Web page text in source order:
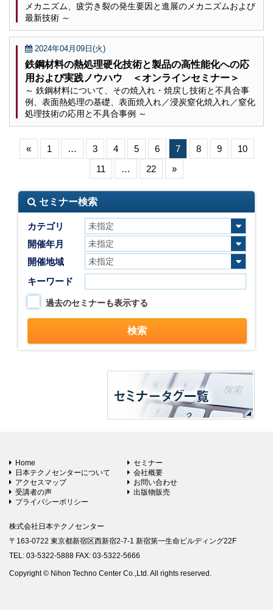
メカニズム、疲労き裂の発生要因と進展のメカニズムおよび
最新技術 ～
2024年04月09日(火)
鉄鋼材料の熱処理硬化技術と製品の高性能化への応
用および実践ノウハウ ＜オンラインセミナー＞
～ 鉄鋼材料について、その焼入れ・焼戻し技術と不具合事
例、表面熱処理の基礎、表面焼入れ／浸炭窒化焼入れ／窒化
処理技術の応用と不具合事例 ～
« 1 … 3 4 5 6 7 8 9
10
11
… 22 »
セミナー検索
カテゴリ
開催年月
開催地域
キーワード
過去のセミナーも表示する
Home
セミナー
日本テクノセンターについて
会社概要
アクセスマップ
お問い合わせ
受講者の声
出版物販売
プライバシーポリシー
株式会社日本テクノセンター
〒163-0722 東京都新宿区西新宿2-7-1 新宿第一生命ビルディング22F
TEL: 03-5322-5888 FAX: 03-5322-5666
Copyright © Nihon Techno Center Co.,Ltd. All rights reserved.